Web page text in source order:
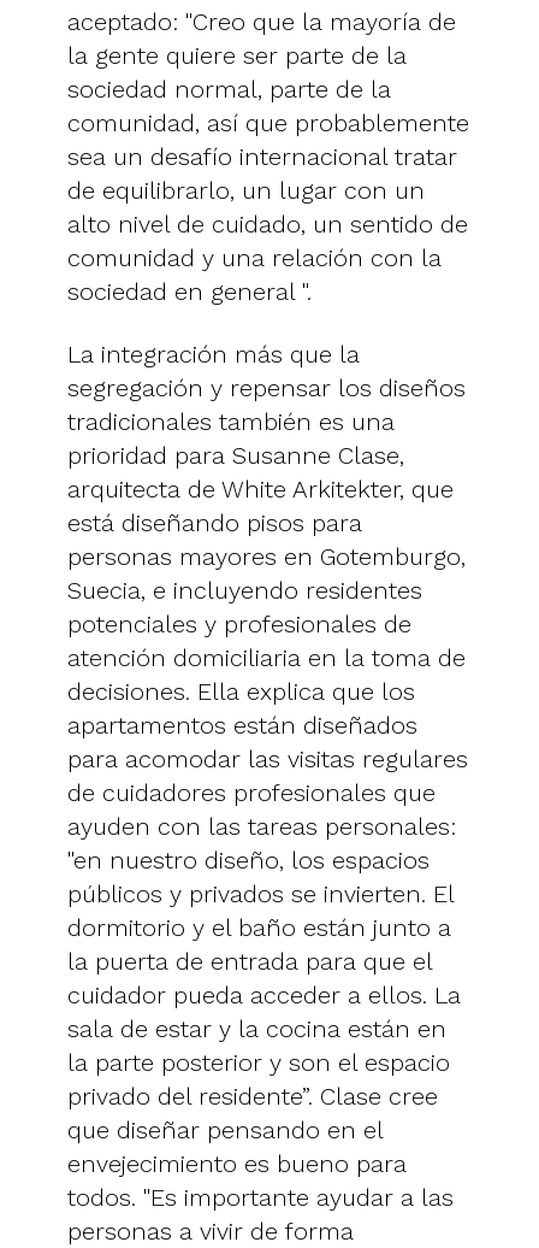
aceptado: "Creo que la mayoría de
la gente quiere ser parte de la
sociedad normal, parte de la
comunidad, así que probablemente
sea un desafío internacional tratar
de equilibrarlo, un lugar con un
alto nivel de cuidado, un sentido de
comunidad y una relación con la
sociedad en general ".
La integración más que la
segregación y repensar los diseños
tradicionales también es una
prioridad para Susanne Clase,
arquitecta de White Arkitekter, que
está diseñando pisos para
personas mayores en Gotemburgo,
Suecia, e incluyendo residentes
potenciales y profesionales de
atención domiciliaria en la toma de
decisiones. Ella explica que los
apartamentos están diseñados
para acomodar las visitas regulares
de cuidadores profesionales que
ayuden con las tareas personales:
"en nuestro diseño, los espacios
públicos y privados se invierten. El
dormitorio y el baño están junto a
la puerta de entrada para que el
cuidador pueda acceder a ellos. La
sala de estar y la cocina están en
la parte posterior y son el espacio
privado del residente”. Clase cree
que diseñar pensando en el
envejecimiento es bueno para
todos. "Es importante ayudar a las
personas a vivir de forma